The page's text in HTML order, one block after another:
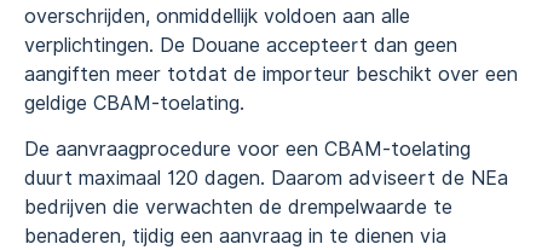
overschrijden, onmiddellijk voldoen aan alle
verplichtingen. De Douane accepteert dan geen
aangiften meer totdat de importeur beschikt over een
geldige CBAM-toelating.
De aanvraagprocedure voor een CBAM-toelating
duurt maximaal 120 dagen. Daarom adviseert de NEa
bedrijven die verwachten de drempelwaarde te
benaderen, tijdig een aanvraag in te dienen via